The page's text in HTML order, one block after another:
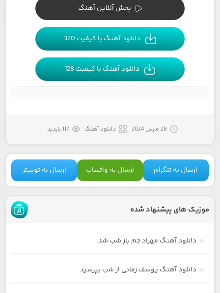
پخش آنلاین آهنگ
دانلود آهنگ با کیفیت 320
دانلود آهنگ با کیفیت 128
28 مارس 2024 دانلود آهنگ 117 بازدید
ارسال به تلگرام ارسال به واتساپ ارسال به توییتر
موزیک های پیشنهاد شده
دانلود آهنگ مهراد جم باز شب شد
دانلود آهنگ یوسف زمانی از شب بپرسید